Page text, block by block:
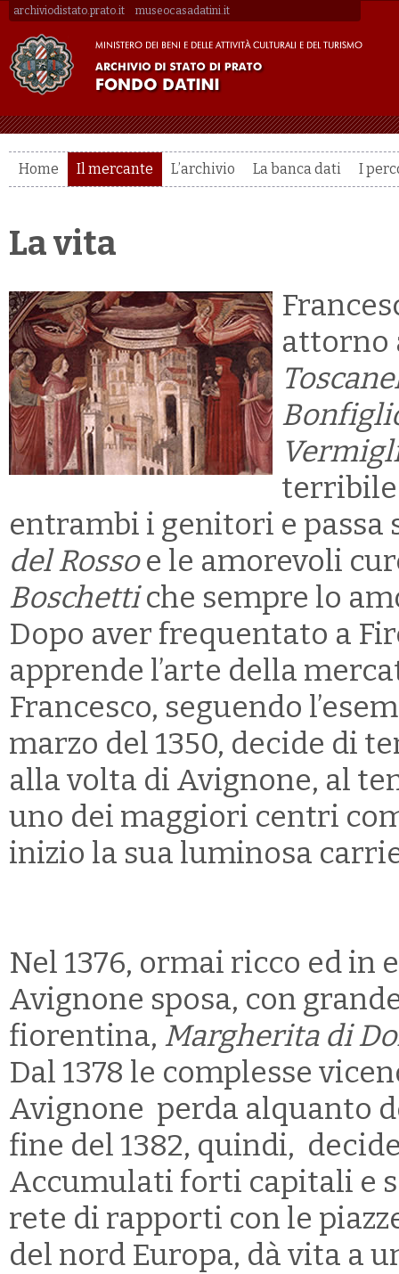
archiviodistato.prato.it museocasadatini.it
Home Il mercante L’archivio La banca dati I
La vita
attorno
terribile
entrambi i genitori e
del Rossoe le amorevoli
Boschettiche sempre lo
Dopo aver frequentato a
apprende l’arte della
Francesco, seguendo
marzo del 1350, decide di
alla volta di Avignone, al
uno dei maggiori centri
inizio la sua luminosa
Nel 1376, ormai ricco ed in
Avignone sposa, con
fiorentina, Margherita di
Dal 1378 le complesse
Avignone perda alquanto
fine del 1382, quindi,
Accumulati forti capitali e
rete di rapporti con le
del nord Europa, dà vita a